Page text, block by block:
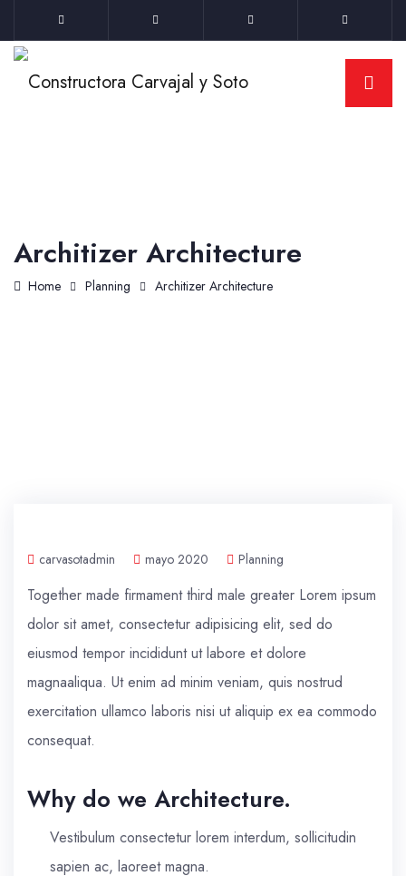
Architizer Architecture
Home Planning Architizer Architecture
carvasotadmin mayo 2020 Planning
Together made firmament third male greater Lorem ipsum
dolor sit amet, consectetur adipisicing elit, sed do
eiusmod tempor incididunt ut labore et dolore
magnaaliqua. Ut enim ad minim veniam, quis nostrud
exercitation ullamco laboris nisi ut aliquip ex ea commodo
consequat.
Why do we Architecture.
Vestibulum consectetur lorem interdum, sollicitudin
sapien ac, laoreet magna.